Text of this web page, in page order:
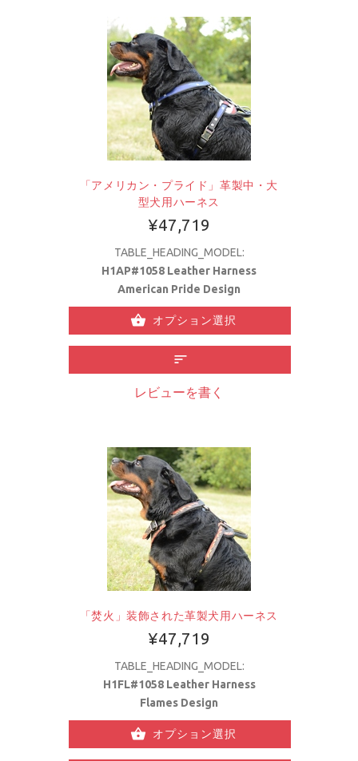
「アメリカン・プライド」革製中・大
型犬用ハーネス
¥47,719
TABLE_HEADING_MODEL:
H1AP#1058 Leather Harness
American Pride Design
オプション選択
レビューを書く
「焚火」装飾された革製犬用ハーネス
¥47,719
TABLE_HEADING_MODEL:
H1FL#1058 Leather Harness
Flames Design
オプション選択